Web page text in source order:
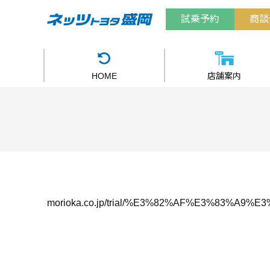
試乗予約 商
HOME 店舗案内
morioka.co.jp/trial/